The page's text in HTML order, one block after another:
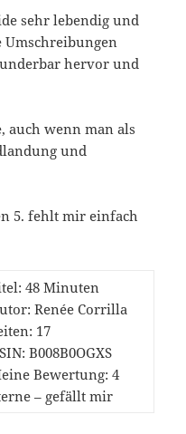
sehr lebendig und
hervor und
auch wenn man als
und
5. fehlt mir einfach
48 Minuten
Renée Corrilla
17
B008B0OGXS
Bewertung: 4
– gefällt mir